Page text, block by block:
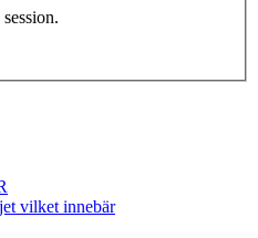
vilket innebär